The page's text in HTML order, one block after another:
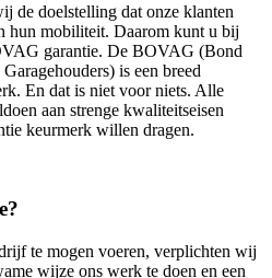
de doelstelling dat onze klanten
hun mobiliteit. Daarom kunt u bij
garantie. De BOVAG (Bond
is een breed
En dat is niet voor niets. Alle
aan strenge kwaliteitseisen
keurmerk willen dragen.
te mogen voeren, verplichten wij
wijze ons werk te doen en een